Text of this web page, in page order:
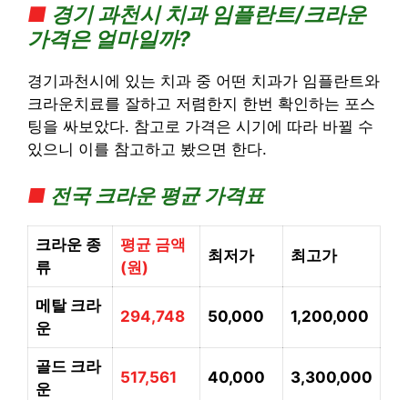
■ 경기 과천시 치과 임플란트/크라운
가격은 얼마일까?
경기과천시에 있는 치과 중 어떤 치과가 임플란트와
크라운치료를 잘하고 저렴한지 한번 확인하는 포스
팅을 싸보았다. 참고로 가격은 시기에 따라 바뀔 수
있으니 이를 참고하고 봤으면 한다.
■ 전국 크라운 평균 가격표
크라운 종
류
평균 금액
(원)
최저가 최고가
메탈 크라
운
294,748 50,000 1,200,000
골드 크라
운
517,561 40,000 3,300,000